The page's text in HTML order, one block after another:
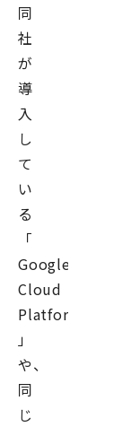
同
社
が
導
入
し
て
い
る
「
Google
Cloud
Platform™
」
や、
同
じ